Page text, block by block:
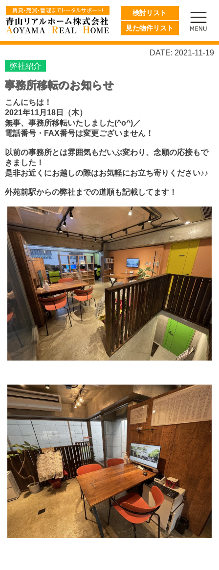
検討リスト
見た物件リスト
DATE: 2021-11-19
弊社紹介
事務所移転のお知らせ
こんにちは！
2021年11月18日（木）
無事、事務所移転いたしました(^o^)／
電話番号・FAX番号は変更ございません！
以前の事務所とは雰囲気もだいぶ変わり、念願の応接もで
きました！
是非お近くにお越しの際はお気軽にお立ち寄りください♪♪
外苑前駅からの弊社までの道順も記載してます！